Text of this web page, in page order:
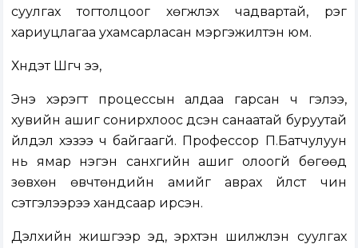
суулгах тогтолцоог хөгжүүлэх чадвартай, үүрэг
хариуцлагаа ухамсарласан мэргэжилтэн юм.
Хүндэт Шүүгч ээ,
Энэ хэрэгт процессын алдаа гарсан ч гэлээ,
хувийн ашиг сонирхлоос үүдсэн санаатай буруутай
үйлдэл хэзээ ч байгаагүй. Профессор П.Батчулуун
нь ямар нэгэн санхүүгийн ашиг олоогүй бөгөөд
зөвхөн өвчтөнүүдийн амийг аврах үйлст чин
сэтгэлээрээ хандсаар ирсэн.
Дэлхийн жишгээр эд, эрхтэн шилжүүлэн суулгах